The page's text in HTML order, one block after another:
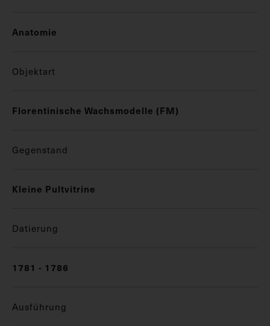
Anatomie
Objektart
Florentinische Wachsmodelle (FM)
Gegenstand
Kleine Pultvitrine
Datierung
1781 - 1786
Ausführung